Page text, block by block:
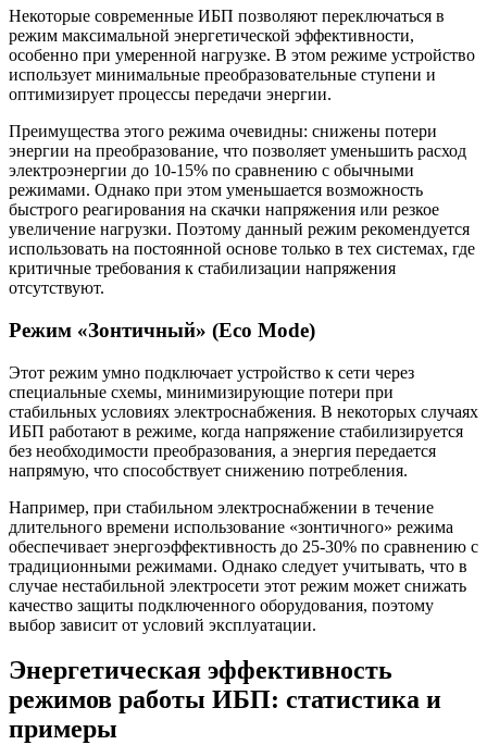
Некоторые современные ИБП позволяют переключаться в
режим максимальной энергетической эффективности,
особенно при умеренной нагрузке. В этом режиме устройство
использует минимальные преобразовательные ступени и
оптимизирует процессы передачи энергии.
Преимущества этого режима очевидны: снижены потери
энергии на преобразование, что позволяет уменьшить расход
электроэнергии до 10-15% по сравнению с обычными
режимами. Однако при этом уменьшается возможность
быстрого реагирования на скачки напряжения или резкое
увеличение нагрузки. Поэтому данный режим рекомендуется
использовать на постоянной основе только в тех системах, где
критичные требования к стабилизации напряжения
отсутствуют.
Режим «Зонтичный» (Eco Mode)
Этот режим умно подключает устройство к сети через
специальные схемы, минимизирующие потери при
стабильных условиях электроснабжения. В некоторых случаях
ИБП работают в режиме, когда напряжение стабилизируется
без необходимости преобразования, а энергия передается
напрямую, что способствует снижению потребления.
Например, при стабильном электроснабжении в течение
длительного времени использование «зонтичного» режима
обеспечивает энергоэффективность до 25-30% по сравнению с
традиционными режимами. Однако следует учитывать, что в
случае нестабильной электросети этот режим может снижать
качество защиты подключенного оборудования, поэтому
выбор зависит от условий эксплуатации.
Энергетическая эффективность
режимов работы ИБП: статистика и
примеры